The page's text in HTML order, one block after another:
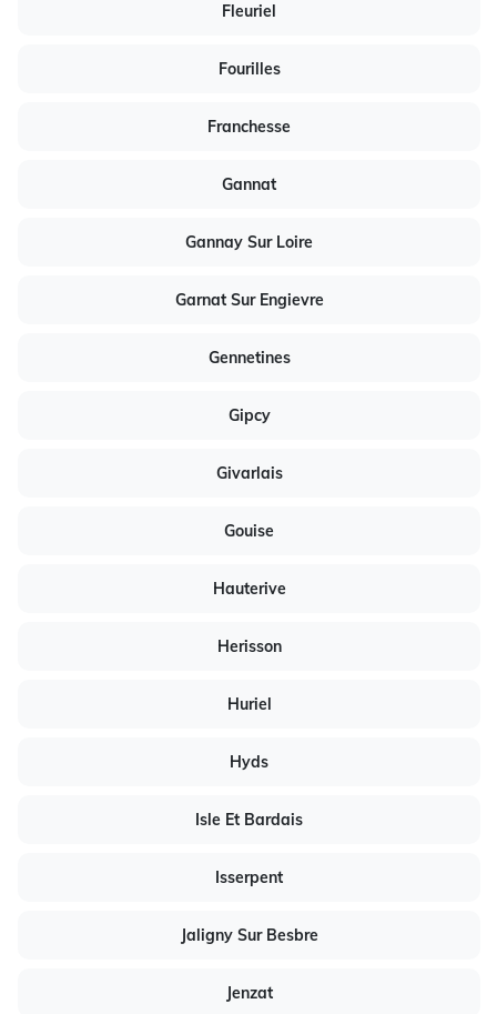
Fleuriel
Fourilles
Franchesse
Gannat
Gannay Sur Loire
Garnat Sur Engievre
Gennetines
Gipcy
Givarlais
Gouise
Hauterive
Herisson
Huriel
Hyds
Isle Et Bardais
Isserpent
Jaligny Sur Besbre
Jenzat